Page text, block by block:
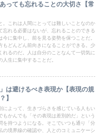
っても忘れることの大切さ【常
。これは人間にとっては難しいことなのか
忘れる必要はないが、忘れることのできる
今に集中し、前を見る姿勢を保つことだ。
もどんどん前向きになることができる。少
れるのだ。人は自分のことなんて一切気に
人生に集中することだ。
は避けるべき表現か【表現の規
】
によって、生きづらさを感じている人もい
もかんでも「その表現は差別的だ」という
を持つようになる。そこでいつも通り「分
の境界線の確認や、人とのコミュニケーシ